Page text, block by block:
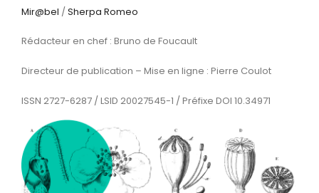
Mir@bel /Sherpa Romeo
Rédacteur en chef : Bruno de Foucault
Directeur de publication – Mise en ligne : Pierre Coulot
ISSN 2727-6287 / LSID 20027545-1 / Préfixe DOI 10.34971